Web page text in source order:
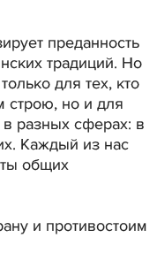
преданность
традиций. Но
для тех, кто
строю, но и для
в разных сферах: в
Каждый из нас
общих
и противостоим